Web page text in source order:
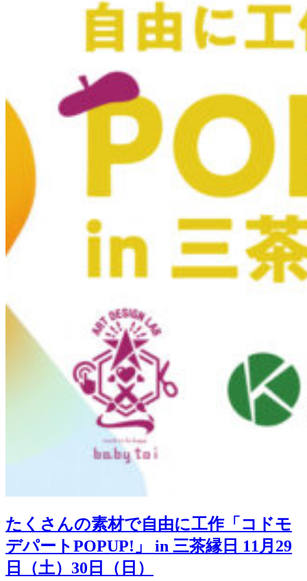
たくさんの素材で自由に工作「コドモ
デパートPOPUP!」 in 三茶縁日 11月29
日（土）30日（日）